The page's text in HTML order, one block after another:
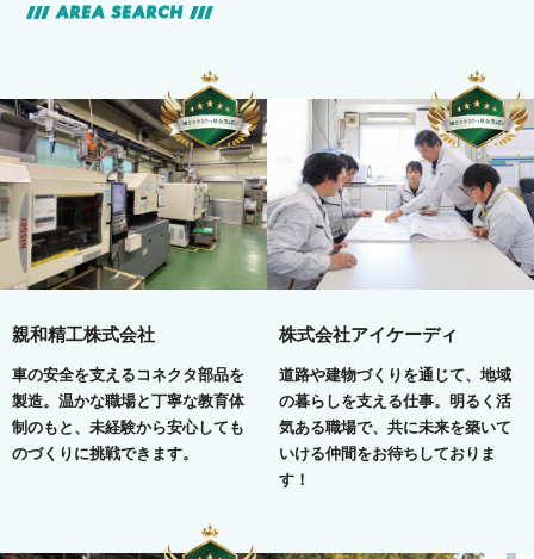
AREA SEARCH
親和精工株式会社
車の安全を支えるコネクタ部品を
製造。温かな職場と丁寧な教育体
制のもと、未経験から安心しても
のづくりに挑戦できます。
株式会社アイケーディ
道路や建物づくりを通じて、地域
の暮らしを支える仕事。明るく活
気ある職場で、共に未来を築いて
いける仲間をお待ちしておりま
す！